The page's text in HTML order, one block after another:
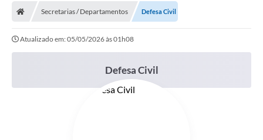
Secretarias / Departamentos Defesa Civil
Atualizado em: 05/05/2026 às 01h08
Defesa Civil